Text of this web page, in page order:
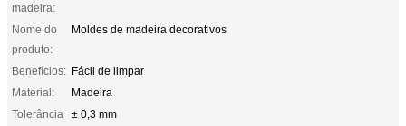
madeira:
Nome do
produto:
Moldes de madeira decorativos
Benefícios: Fácil de limpar
Material:
Madeira
Tolerância
± 0,3 mm